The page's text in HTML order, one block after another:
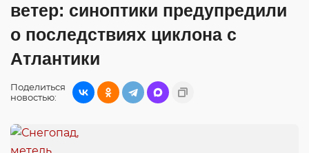
ветер: синоптики предупредили
о последствиях циклона с
Атлантики
Поделиться
новостью: